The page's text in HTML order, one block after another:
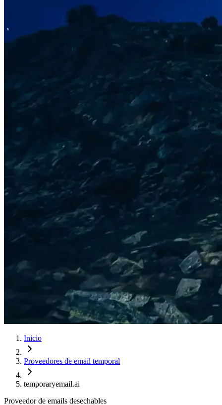
Inicio
Proveedores de email temporal
temporaryemail.ai
Proveedor de emails desechables